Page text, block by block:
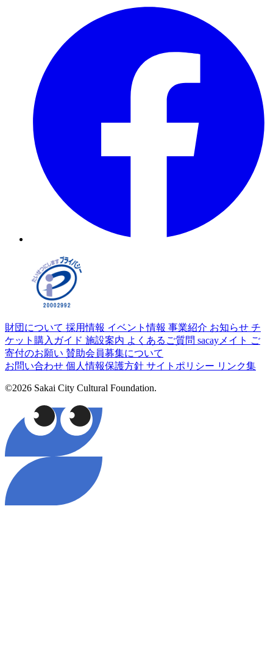
財団について 採用情報 イベント情報 事業紹介 お知らせ チ
ケット購入ガイド 施設案内 よくあるご質問 sacayメイト ご
寄付のお願い 賛助会員募集について
お問い合わせ 個人情報保護方針 サイトポリシー リンク集
©2026 Sakai City Cultural Foundation.